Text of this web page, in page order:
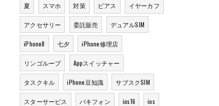
夏 スマホ 対策 ピアス イヤーカフ
アクセサリー 委託販売 デュアルSIM
iPhone8 七夕 iPhone修理店
リンゴループ Appスイッチャー
タスクキル iPhone豆知識 サブスクSIM
スターサービス バキフォン ios16 ios